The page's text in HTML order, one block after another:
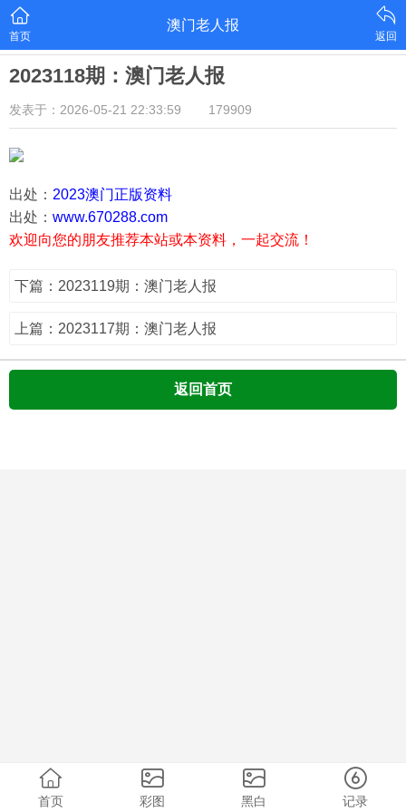
首页
澳门老人报
返回
2023118期：澳门老人报
发表于：2026-05-21 22:33:59 179909
出处： 2023澳门正版资料
出处： www.670288.com
欢迎向您的朋友推荐本站或本资料，一起交流！
下篇：2023119期：澳门老人报
上篇：2023117期：澳门老人报
返回首页
首页 彩图 黑白 记录